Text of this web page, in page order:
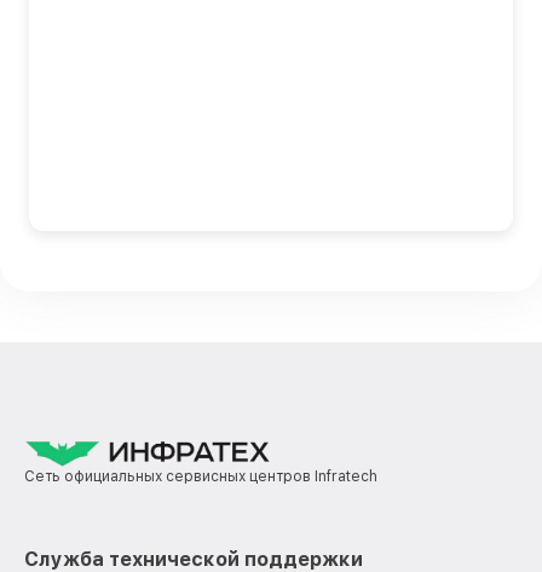
Сеть официальных сервисных центров Infratech
Служба технической поддержки